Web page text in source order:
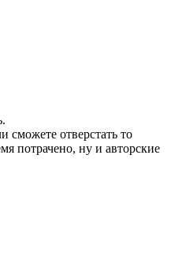
сможете отверстать то
потрачено, ну и авторские